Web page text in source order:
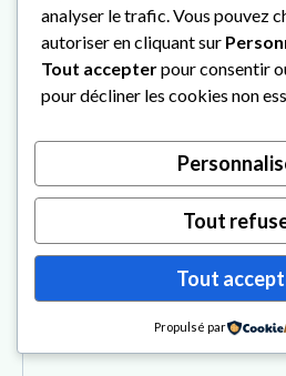
Lunaire Rustica pour Semer
Capucine : Une Fleur
Cultiver et Utile au Potager
Laisser un
analyser le trafic. Vous pouvez
autoriser en cliquant sur
Tout accepterpour consentir
pour décliner les cookies non
Tout
Tout
Propulsé par